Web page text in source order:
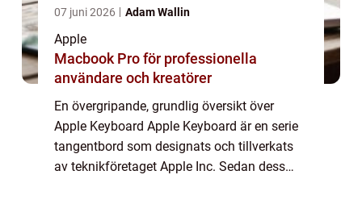
07 juni 2026 Adam Wallin
Apple
Macbook Pro för professionella
användare och kreatörer
En övergripande, grundlig översikt över
Apple Keyboard Apple Keyboard är en serie
tangentbord som designats och tillverkats
av teknikföretaget Apple Inc. Sedan dess